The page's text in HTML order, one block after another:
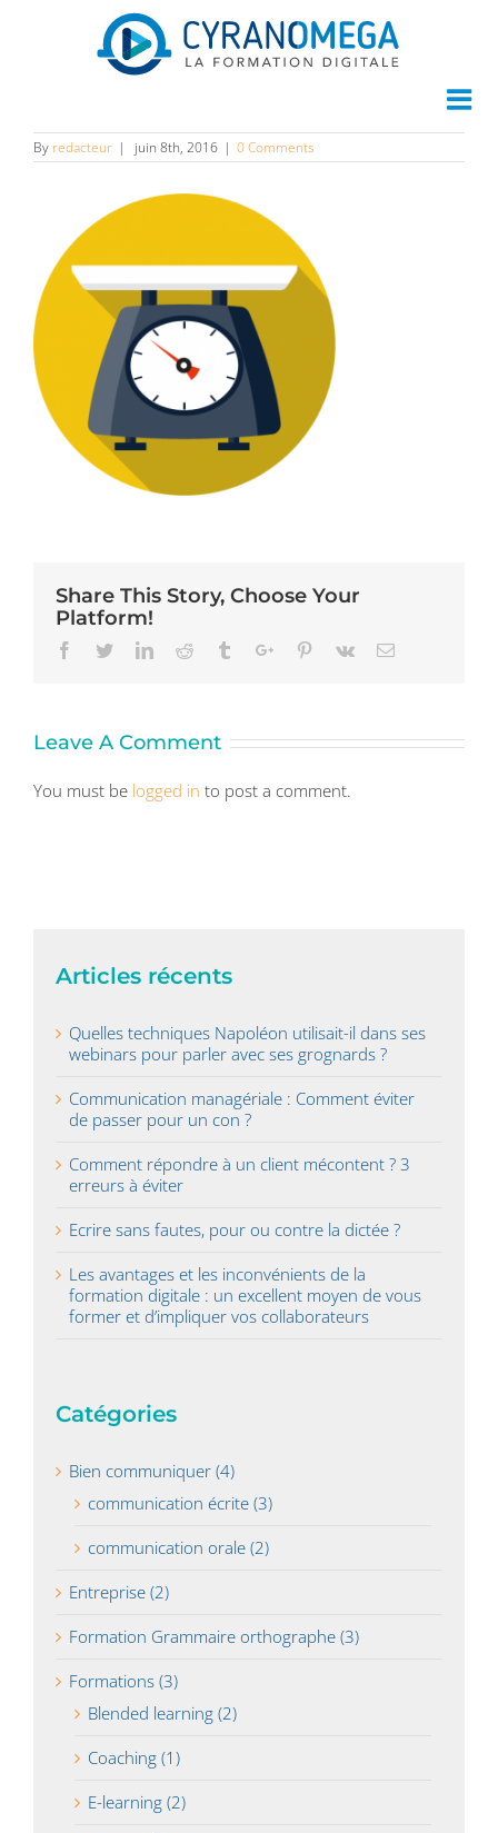
By redacteur | juin 8th, 2016 | 0 Comments
Share This Story, Choose Your
Platform!
Facebook
TwitterLinkedinReddit TumblrGoogle+Pinterest
Vk Email
Leave A Comment
You must be logged in to post a comment.
Articles récents
Quelles techniques Napoléon utilisait-il dans ses
webinars pour parler avec ses grognards ?
Communication managériale : Comment éviter
de passer pour un con ?
Comment répondre à un client mécontent ? 3
erreurs à éviter
Ecrire sans fautes, pour ou contre la dictée ?
Les avantages et les inconvénients de la
formation digitale : un excellent moyen de vous
former et d’impliquer vos collaborateurs
Catégories
Bien communiquer (4)
communication écrite (3)
communication orale (2)
Entreprise (2)
Formation Grammaire orthographe (3)
Formations (3)
Blended learning (2)
Coaching (1)
E-learning (2)